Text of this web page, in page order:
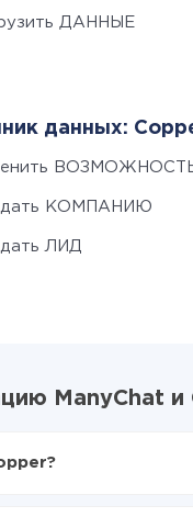
ДАННЫЕ
данных:
КОМПАНИЮ
ЛИД
ManyChat и